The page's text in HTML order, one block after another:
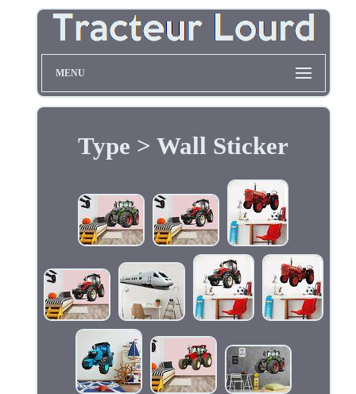
MENU
Type > Wall Sticker